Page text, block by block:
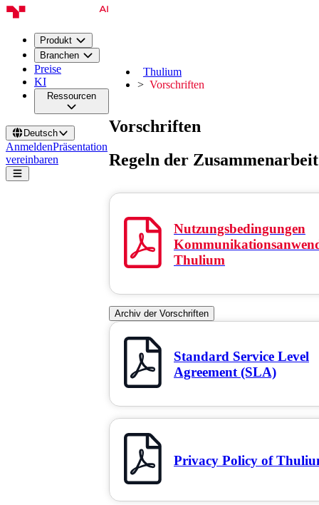
Produkt
Branchen
Preise
KI
Ressourcen
Deutsch
AnmeldenPräsentation
vereinbaren
Thulium
Vorschriften
Vorschriften
Regeln der
Nutzungsbedingungen
Thulium
Archiv der Vorschriften
Standard Service Level
Agreement (SLA)
Privacy Policy of